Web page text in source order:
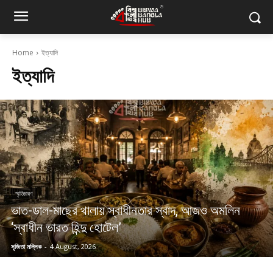
Home ইত্যাদি
ইত্যাদি
স্মৃতিচারণ
ভাত-ডাল-মাছের থালায় স্বাধীনতার স্বাদ, আজও অমলিন
‘স্বাধীন ভারত হিন্দু হোটেল’
সৃজিতা মল্লিক - 4 August, 2026